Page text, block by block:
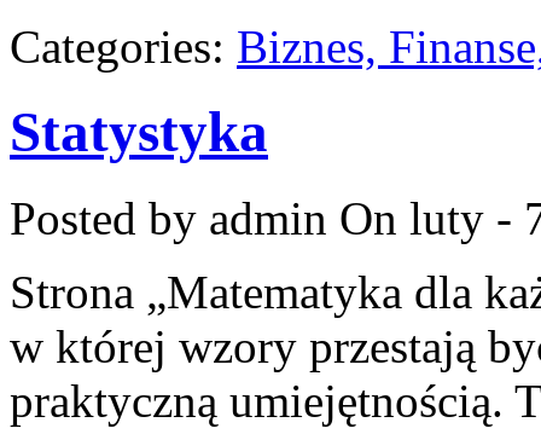
Categories: Biznes,
Statystyka
Posted by admin On luty -
Strona „Matematyka dla
w której wzory przestają
praktyczną umiejętnością.